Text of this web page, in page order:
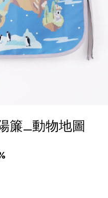
簾_動物地圖